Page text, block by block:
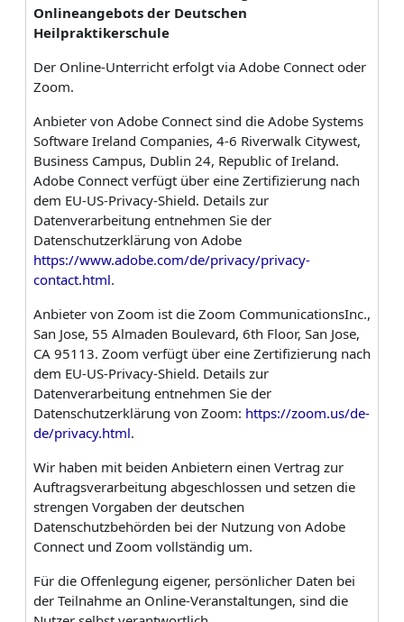
Onlineangebots der Deutschen
Heilpraktikerschule
Der Online-Unterricht erfolgt via Adobe Connect oder
Zoom.
Anbieter von Adobe Connect sind die Adobe Systems
Software Ireland Companies, 4-6 Riverwalk Citywest,
Business Campus, Dublin 24, Republic of Ireland.
Adobe Connect verfügt über eine Zertifizierung nach
dem EU-US-Privacy-Shield. Details zur
Datenverarbeitung entnehmen Sie der
Datenschutzerklärung von Adobe
https://www.adobe.com/de/privacy/privacy-
contact.html.
Anbieter von Zoom ist die Zoom CommunicationsInc.,
San Jose, 55 Almaden Boulevard, 6th Floor, San Jose,
CA 95113. Zoom verfügt über eine Zertifizierung nach
dem EU-US-Privacy-Shield. Details zur
Datenverarbeitung entnehmen Sie der
Datenschutzerklärung von Zoom: https://zoom.us/de-
de/privacy.html.
Wir haben mit beiden Anbietern einen Vertrag zur
Auftragsverarbeitung abgeschlossen und setzen die
strengen Vorgaben der deutschen
Datenschutzbehörden bei der Nutzung von Adobe
Connect und Zoom vollständig um.
Für die Offenlegung eigener, persönlicher Daten bei
der Teilnahme an Online-Veranstaltungen, sind die